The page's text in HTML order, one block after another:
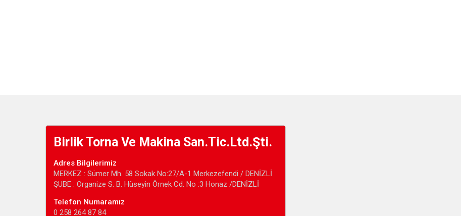
Birlik Torna Ve Makina San.Tic.Ltd.Şti.
Adres Bilgilerimiz
MERKEZ : Sümer Mh. 58 Sokak No:27/A-1 Merkezefendi / DENİZLİ
ŞUBE : Organize S. B. Hüseyin Örnek Cd. No :3 Honaz /DENİZLİ
Telefon Numaramız
0 258 264 87 84